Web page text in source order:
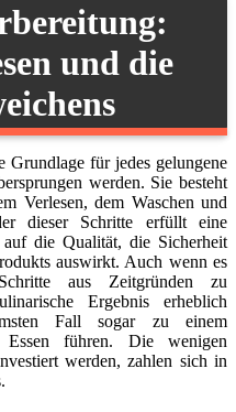
und die
Grundlage für jedes gelungene
werden. Sie besteht
Verlesen, dem Waschen und
dieser Schritte erfüllt eine
die Qualität, die Sicherheit
auswirkt. Auch wenn es
aus Zeitgründen zu
Ergebnis erheblich
Fall sogar zu einem
Essen führen. Die wenigen
werden, zahlen sich in